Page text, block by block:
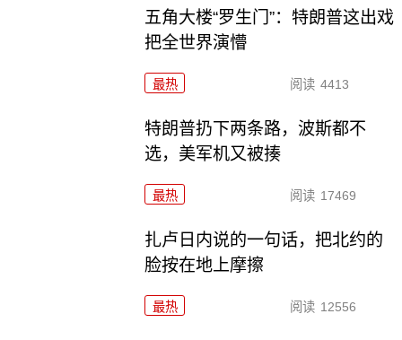
五角大楼“罗生门”：特朗普这出戏
把全世界演懵
最热 阅读 4413
特朗普扔下两条路，波斯都不
选，美军机又被揍
最热 阅读 17469
扎卢日内说的一句话，把北约的
脸按在地上摩擦
最热 阅读 12556